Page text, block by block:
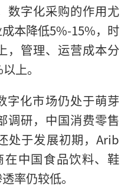
数字化采购的作用尤
本降低5%-15%，时
，管理、运营成本分
上。
字化市场仍处于萌芽
调研，中国消费零售
处于发展初期，Arib
中国食品饮料、鞋
率仍较低。